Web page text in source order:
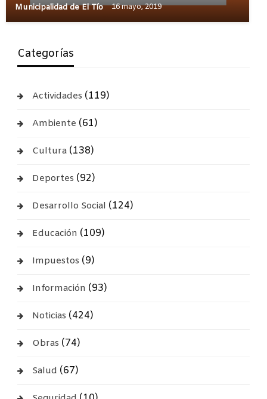
Municipalidad de El Tío 16 mayo, 2019
Categorías
Actividades (119)
Ambiente (61)
Cultura(138)
Deportes (92)
Desarrollo Social (124)
Educación (109)
Impuestos (9)
Información (93)
Noticias (424)
Obras (74)
Salud (67)